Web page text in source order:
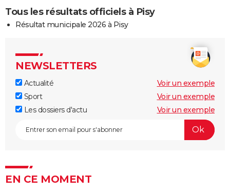
Tous les résultats officiels à Pisy
Résultat municipale 2026 à Pisy
NEWSLETTERS
Actualité
Voir un exemple
Sport
Voir un exemple
Les dossiers d'actu
Voir un exemple
EN CE MOMENT